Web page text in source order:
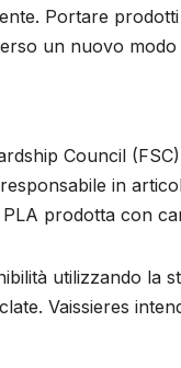
Portare
un nuovo
Council
in
prodotta con
utilizzando la
Vaissieres